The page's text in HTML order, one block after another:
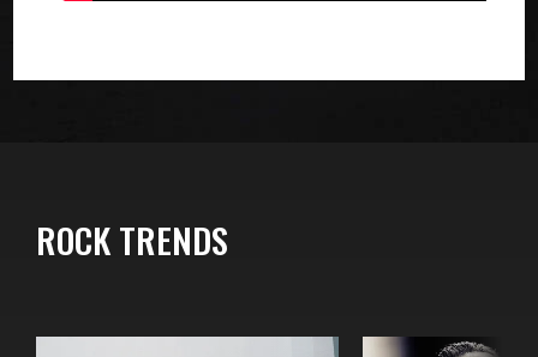
ROCK TRENDS